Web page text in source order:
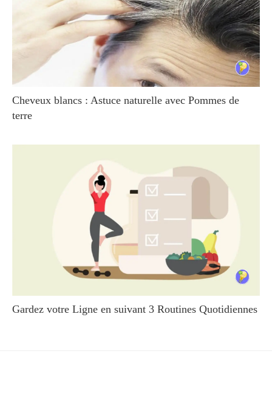
Cheveux blancs : Astuce naturelle avec Pommes de
terre
Gardez votre Ligne en suivant 3 Routines Quotidiennes